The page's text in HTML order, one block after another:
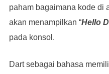
paham bagaimana kode di
akan menampilkan “Hello
pada konsol.
Dart sebagai bahasa